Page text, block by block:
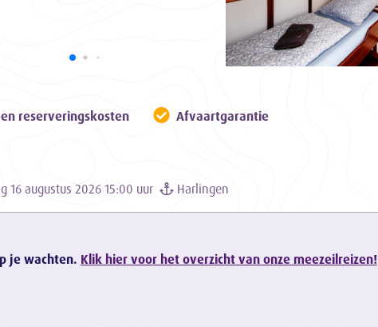
reserveringskosten Afvaartgarantie
16 augustus 2026 15:00 uur Harlingen
je wachten. Klik hier voor het overzicht van onze meezeilreizen!